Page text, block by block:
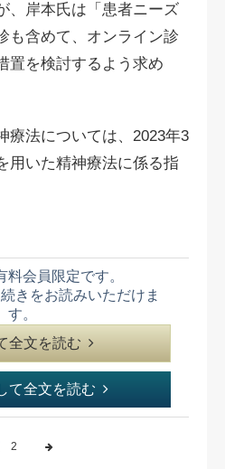
、岸本氏は「患者ニーズ
も含めて、オンライン診
置を検討するよう求め
法については、2023年3
用いた精神療法に係る指
料会員限定です。
きをお読みいただけま
す。
全文を読む
て全文を読む
2